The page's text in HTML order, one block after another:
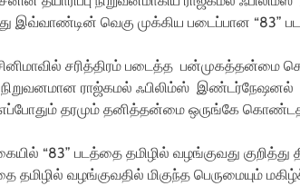
இவ்வாண்டின் வெகு முக்கிய படைப்பான “83”
சரித்திரம் படைத்த
நிறுவனமான ராஜ்கமல் ஃபிலிம்ஸ் இண்டர்நேஷனல் (
தரமும் தனித்தன்மை ஒருங்கே
“83” படத்தை தமிழில் வழங்குவது குறித்து
தமிழில் வழங்குவதில் மிகுந்த பெருமையும்